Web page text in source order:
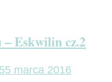
Eskwilin cz.2
5 marca 2016